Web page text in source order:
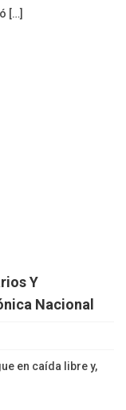
[…]
Y
Nacional
en caída libre y,